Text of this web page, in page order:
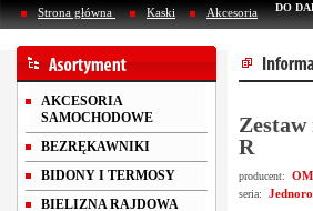
DO
Strona główna Kaski Akcesoria
AKCESORIA
SAMOCHODOWE
BEZRĘKAWNIKI
BIDONY I TERMOSY
BIELIZNA RAJDOWA
R
producent:
seria: